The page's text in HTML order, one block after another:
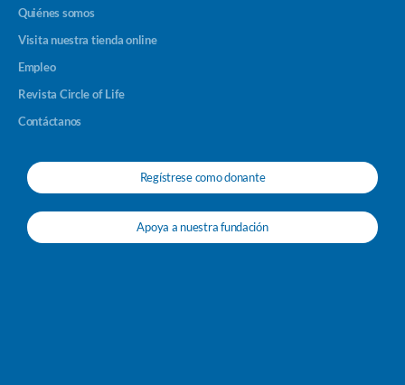
Quiénes somos
Visita nuestra tienda online
Empleo
Revista Circle of Life
Contáctanos
Regístrese como donante
Apoya a nuestra fundación